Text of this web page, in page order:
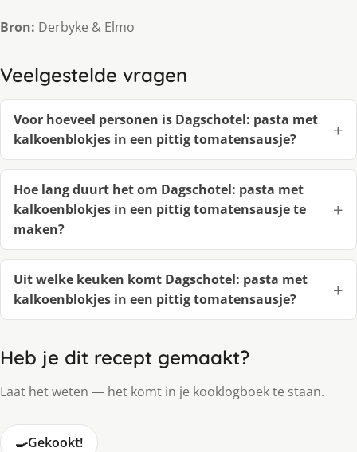
Bron: Derbyke & Elmo
Veelgestelde vragen
Voor hoeveel personen is Dagschotel: pasta met
kalkoenblokjes in een pittig tomatensausje?
Hoe lang duurt het om Dagschotel: pasta met
kalkoenblokjes in een pittig tomatensausje te
maken?
Uit welke keuken komt Dagschotel: pasta met
kalkoenblokjes in een pittig tomatensausje?
Heb je dit recept gemaakt?
Laat het weten — het komt in je kooklogboek te staan.
🍳Gekookt!